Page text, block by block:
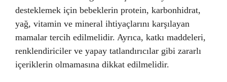
desteklemek için bebeklerin protein, karbonhidrat,
yağ, vitamin ve mineral ihtiyaçlarını karşılayan
mamalar tercih edilmelidir. Ayrıca, katkı maddeleri,
renklendiriciler ve yapay tatlandırıcılar gibi zararlı
içeriklerin olmamasına dikkat edilmelidir.